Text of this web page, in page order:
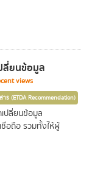
ลี่ยนข้อมูล
views
าร (ETDA Recommendation)
ปลี่ยนข้อมูล
อถือ รวมทั้งให้ผู้